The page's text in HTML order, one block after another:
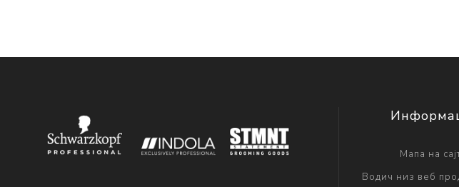
Мапа на
Водич низ веб